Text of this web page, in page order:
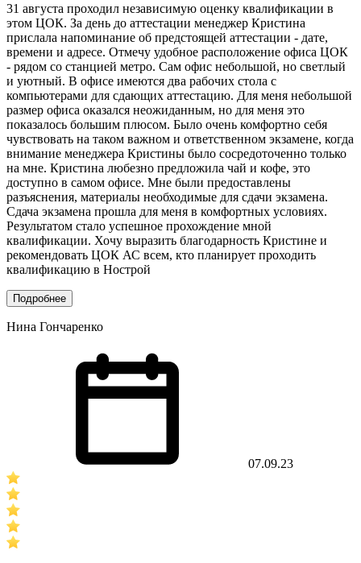
31 августа проходил независимую оценку квалификации в
этом ЦОК. За день до аттестации менеджер Кристина
прислала напоминание об предстоящей аттестации - дате,
времени и адресе. Отмечу удобное расположение офиса ЦОК
- рядом со станцией метро. Сам офис небольшой, но светлый
и уютный. В офисе имеются два рабочих стола с
компьютерами для сдающих аттестацию. Для меня небольшой
размер офиса оказался неожиданным, но для меня это
показалось большим плюсом. Было очень комфортно себя
чувствовать на таком важном и ответственном экзамене, когда
внимание менеджера Кристины было сосредоточенно только
на мне. Кристина любезно предложила чай и кофе, это
доступно в самом офисе. Мне были предоставлены
разъяснения, материалы необходимые для сдачи экзамена.
Сдача экзамена прошла для меня в комфортных условиях.
Результатом стало успешное прохождение мной
квалификации. Хочу выразить благодарность Кристине и
рекомендовать ЦОК АС всем, кто планирует проходить
квалификацию в Нострой
Подробнее
Нина Гончаренко
07.09.23